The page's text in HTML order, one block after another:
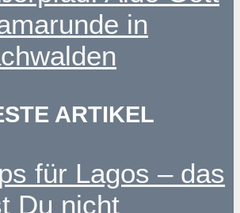
in
ARTIKEL
für Lagos – das
Du nicht